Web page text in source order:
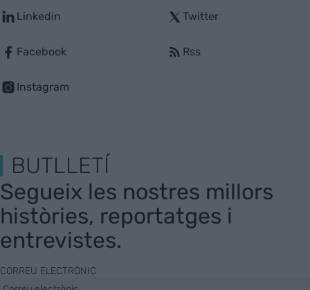
Linkedin
Facebook
Instagram
Twitter
Rss
BUTLLETÍ
Segueix les nostres millors
històries, reportatges i
entrevistes.
CORREU ELECTRÒNIC